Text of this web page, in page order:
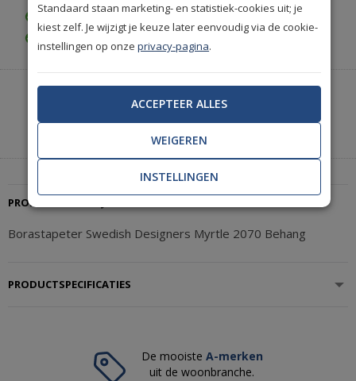
Achteraf betalen is mogelijk
Neem contact met ons op.
+31(0)85 888 3671
|
PRODUCTBESCHRIJVING
Borastapeter Swedish Designers Myrtle 2070 Behang
PRODUCTSPECIFICATIES
De mooiste A-merken
uit de woonbranche.
Standaard staan marketing- en statistiek-cookies uit; je
kiest zelf. Je wijzigt je keuze later eenvoudig via de cookie-
instellingen op onzeprivacy-pagina.
ACCEPTEER ALLES
WEIGEREN
INSTELLINGEN